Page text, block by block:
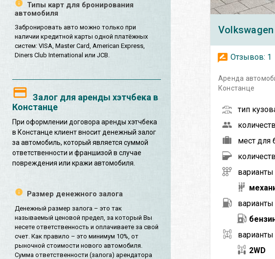
Типы карт для бронирования
автомобиля
Забронировать авто можно только при
наличии кредитной карты одной платёжных
систем: VISA, Master Card, American Express,
Diners Club International или JCB.
Залог для аренды хэтчбека в
Констанце
При оформлении договора аренды хэтчбека
в Констанце клиент вносит денежный залог
за автомобиль, который является суммой
ответственности и франшизой в случае
повреждения или кражи автомобиля.
Размер денежного залога
Денежный размер залога – это так
называемый ценовой предел, за который Вы
несете ответственность и оплачиваете за свой
счет. Как правило – это минимум 10%, от
рыночной стоимости нового автомобиля.
Сумма ответственности (залога) арендатора
Volkswagen
Отзывов: 1
Аренда
Констанце
тип
мест для
варианты
варианты
2WD